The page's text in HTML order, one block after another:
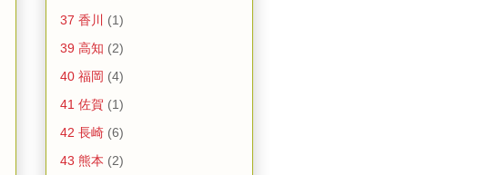
37 香川
(1)
39 高知 (2)
40 福岡 (4)
41 佐賀 (1)
42 長崎 (6)
43 熊本 (2)